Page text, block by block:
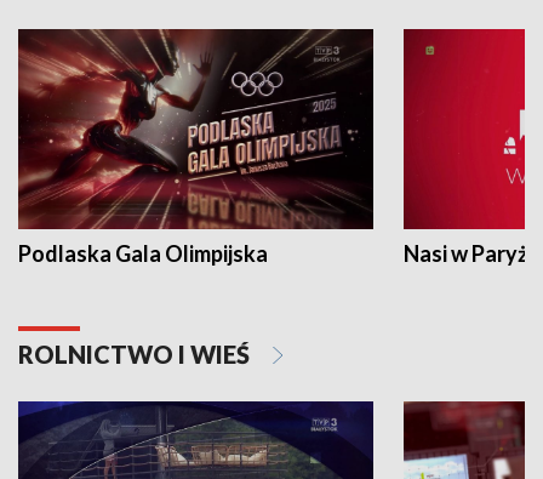
Podlaska Gala Olimpijska Nasi w Paryżu
ROLNICTWO I WIEŚ